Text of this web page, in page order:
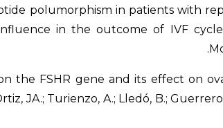
polumorphism in patients with
in the outcome of IVF
the FSHR gene and its effect on
JA.; Turienzo, A.; Lledó, B.; Guerrero,